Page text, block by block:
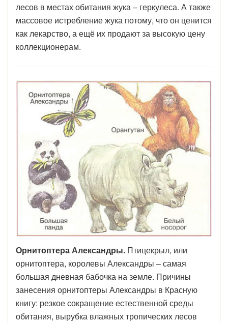
лесов в местах обитания жука – геркулеса. А также
массовое истребление жука потому, что он ценится
как лекарство, а ещё их продают за высокую цену
коллекционерам.
Орнитоптера Александры. Птицекрыл, или
орнитоптера, королевы Александры – самая
большая дневная бабочка на земле. Причины
занесения орнитоптеры Александры в Красную
книгу: резкое сокращение естественной среды
обитания, вырубка влажных тропических лесов